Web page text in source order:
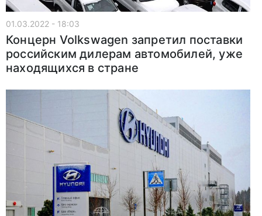
01.03.2022 - 18:03
Концерн Volkswagen запретил поставки
российским дилерам автомобилей, уже
находящихся в стране